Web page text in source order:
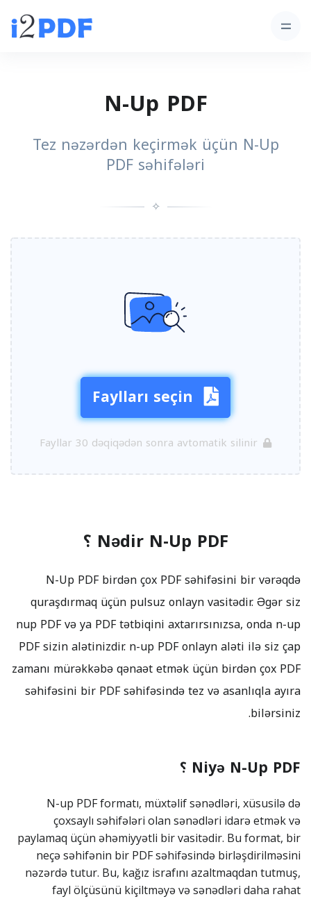
N-Up PDF
Tez nəzərdən keçirmək üçün N-Up
PDF səhifələri
✧
Faylları seçin
Fayllar 30 dəqiqədən sonra avtomatik silinir
Nədir N-Up PDF ؟
N-Up PDF birdən çox PDF səhifəsini bir vərəqdə
quraşdırmaq üçün pulsuz onlayn vasitədir. Əgər siz
nup PDF və ya PDF tətbiqini axtarırsınızsa, onda n-up
PDF sizin alətinizdir. n-up PDF onlayn aləti ilə siz çap
zamanı mürəkkəbə qənaət etmək üçün birdən çox PDF
səhifəsini bir PDF səhifəsində tez və asanlıqla ayıra
bilərsiniz.
Niyə N-Up PDF ؟
N-up PDF formatı, müxtəlif sənədləri, xüsusilə də
çoxsaylı səhifələri olan sənədləri idarə etmək və
paylamaq üçün əhəmiyyətli bir vasitədir. Bu format, bir
neçə səhifənin bir PDF səhifəsində birləşdirilməsini
nəzərdə tutur. Bu, kağız israfını azaltmaqdan tutmuş,
fayl ölçüsünü kiçiltməyə və sənədləri daha rahat